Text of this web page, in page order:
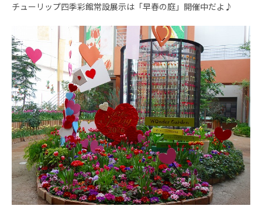
チューリップ四季彩館常設展示は「早春の庭」開催中だよ♪